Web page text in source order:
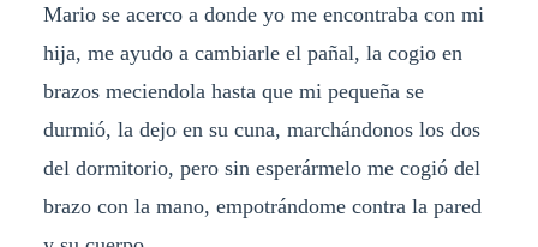
Mario se acerco a donde yo me encontraba con mi
hija, me ayudo a cambiarle el pañal, la cogio en
brazos meciendola hasta que mi pequeña se
durmió, la dejo en su cuna, marchándonos los dos
del dormitorio, pero sin esperármelo me cogió del
brazo con la mano, empotrándome contra la pared